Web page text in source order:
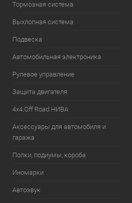
Тормозная система
Выхлопная система
Подвеска
Автомобильная электроника
Рулевое управление
Защита двигателя
4х4.Off Road НИВА
Аксессуары для автомобиля и
гаража
Полки, подиумы, короба
Иномарки
Автозвук